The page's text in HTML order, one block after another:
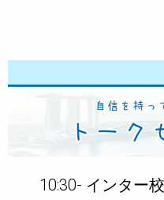
10:30- インター